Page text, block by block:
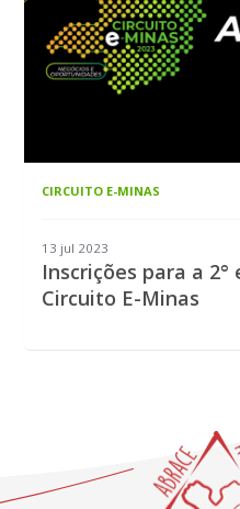
CIRCUITO E-MINAS
13 jul 2023
Inscrições para a 2°
Circuito E-Minas